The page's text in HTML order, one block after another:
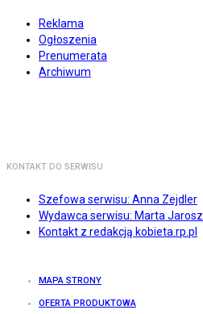
Reklama
Ogłoszenia
Prenumerata
Archiwum
KONTAKT DO SERWISU
Szefowa serwisu: Anna Zejdler
Wydawca serwisu: Marta Jarosz
Kontakt z redakcją kobieta.rp.pl
MAPA STRONY
OFERTA PRODUKTOWA